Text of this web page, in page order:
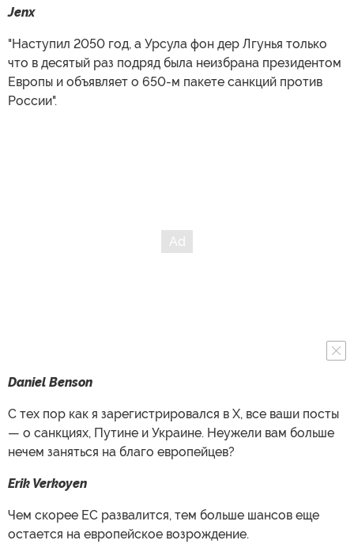
Jenx
"Наступил 2050 год, а Урсула фон дер Лгунья только
что в десятый раз подряд была неизбрана президентом
Европы и объявляет о 650-м пакете санкций против
России".
Daniel Benson
С тех пор как я зарегистрировался в X, все ваши посты
— о санкциях, Путине и Украине. Неужели вам больше
нечем заняться на благо европейцев?
Erik Verkoyen
Чем скорее ЕС развалится, тем больше шансов еще
остается на европейское возрождение.